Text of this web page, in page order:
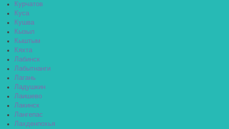
Курчатов
Куса
Кушва
Кызыл
Кыштым
Кяхта
Лабинск
Лабытнанги
Лагань
Ладушкин
Лаишево
Лакинск
Лангепас
Лахденпохья